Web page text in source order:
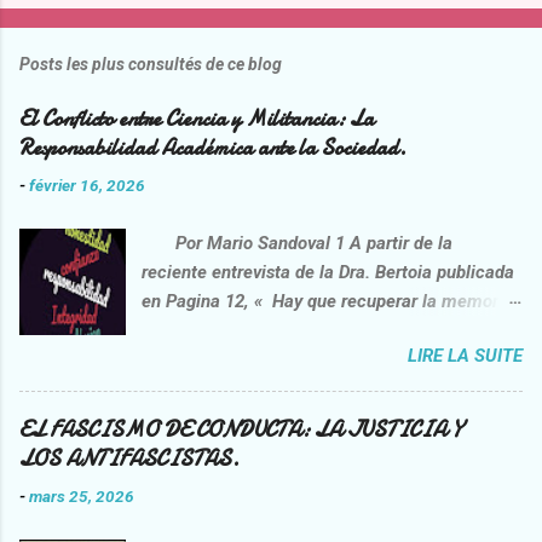
Posts les plus consultés de ce blog
El Conflicto entre Ciencia y Militancia: La
Responsabilidad Académica ante la Sociedad.
-février 16, 2026
Por Mario Sandoval 1 A partir de la
reciente entrevista de la Dra. Bertoia publicada
en Pagina 12, « Hay que recuperar la memoria
https://www.pagina12.com.ar/2026/02/06/danie
l-feierstein-hay-que-recuperar-la-memoria-de-
la-lucha-contra-la-impunidad/ , opera una
interpelación crítica sobre la praxis del
LIRE LA SUITE
EL FASCISMO DE CONDUCTA: LA JUSTICIA Y
LOS ANTIFASCISTAS.
-mars 25, 2026